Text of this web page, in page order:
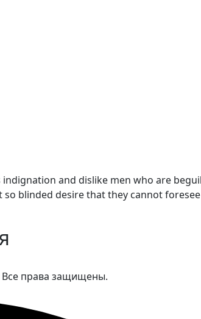
and dislike men who are
so blinded desire that they cannot
права защищены.